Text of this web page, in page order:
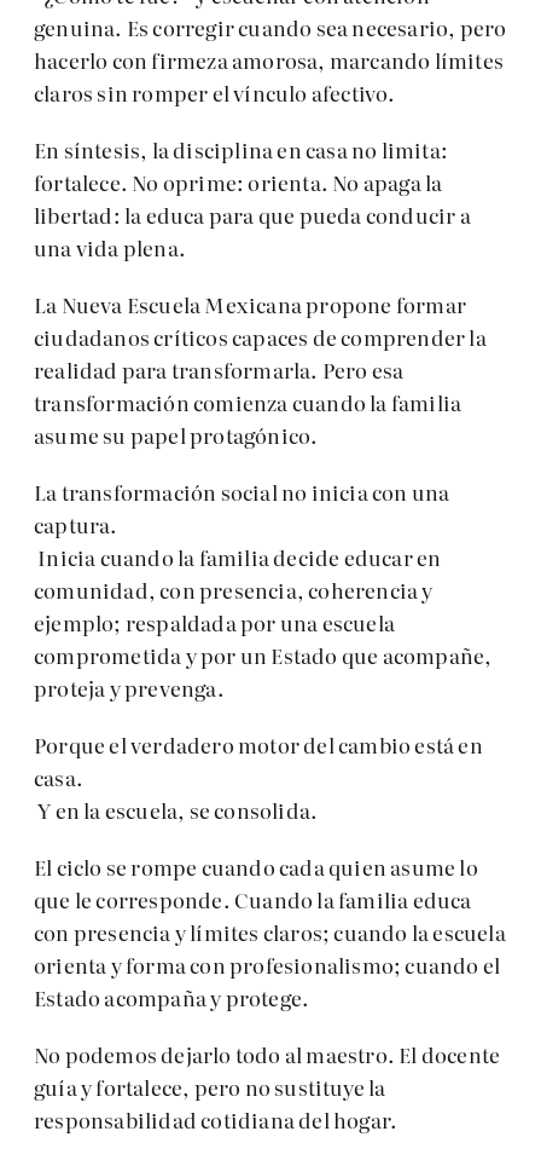
genuina. Es corregir cuando sea necesario, pero
hacerlo con firmeza amorosa, marcando límites
claros sin romper el vínculo afectivo.
En síntesis, la disciplina en casa no limita:
fortalece. No oprime: orienta. No apaga la
libertad: la educa para que pueda conducir a
una vida plena.
La Nueva Escuela Mexicana propone formar
ciudadanos críticos capaces de comprender la
realidad para transformarla. Pero esa
transformación comienza cuando la familia
asume su papel protagónico.
La transformación social no inicia con una
captura.
Inicia cuando la familia decide educar en
comunidad, con presencia, coherencia y
ejemplo; respaldada por una escuela
comprometida y por un Estado que acompañe,
proteja y prevenga.
Porque el verdadero motor del cambio está en
casa.
Y en la escuela, se consolida.
El ciclo se rompe cuando cada quien asume lo
que le corresponde. Cuando la familia educa
con presencia y límites claros; cuando la escuela
orienta y forma con profesionalismo; cuando el
Estado acompaña y protege.
No podemos dejarlo todo al maestro. El docente
guía y fortalece, pero no sustituye la
responsabilidad cotidiana del hogar.